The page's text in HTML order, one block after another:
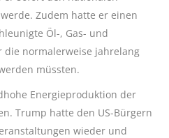
Zudem hatte er einen
Öl-, Gas- und
die normalerweise jahrelang
müssten.
Energieproduktion der
Trump hatte den US-Bürgern
wieder und